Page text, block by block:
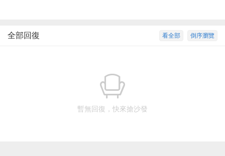
倒序瀏覽
看全部
全部回復
暫無回復，快來搶沙發